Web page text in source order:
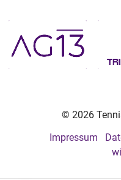
© 2026
Impressum